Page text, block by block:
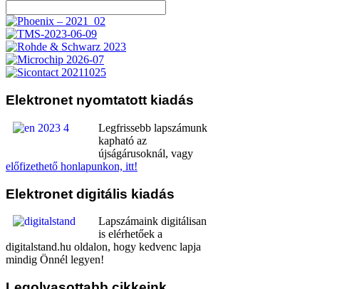
Elektronet nyomtatott kiadás
Legfrissebb lapszámunk
kapható az
újságárusoknál, vagy
előfizethető honlapunkon, itt!
Elektronet digitális kiadás
Lapszámaink digitálisan
is elérhetőek a
digitalstand.hu oldalon, hogy kedvenc lapja
mindig Önnél legyen!